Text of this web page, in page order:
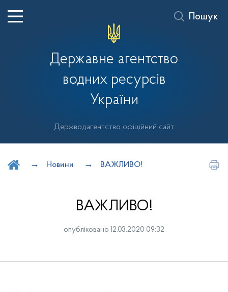
Державне агентство
водних ресурсів
України
Держводагентство офіційний сайт
Пошук
Новини ВАЖЛИВО!
ВАЖЛИВО!
опубліковано 12.03.2020 09:32